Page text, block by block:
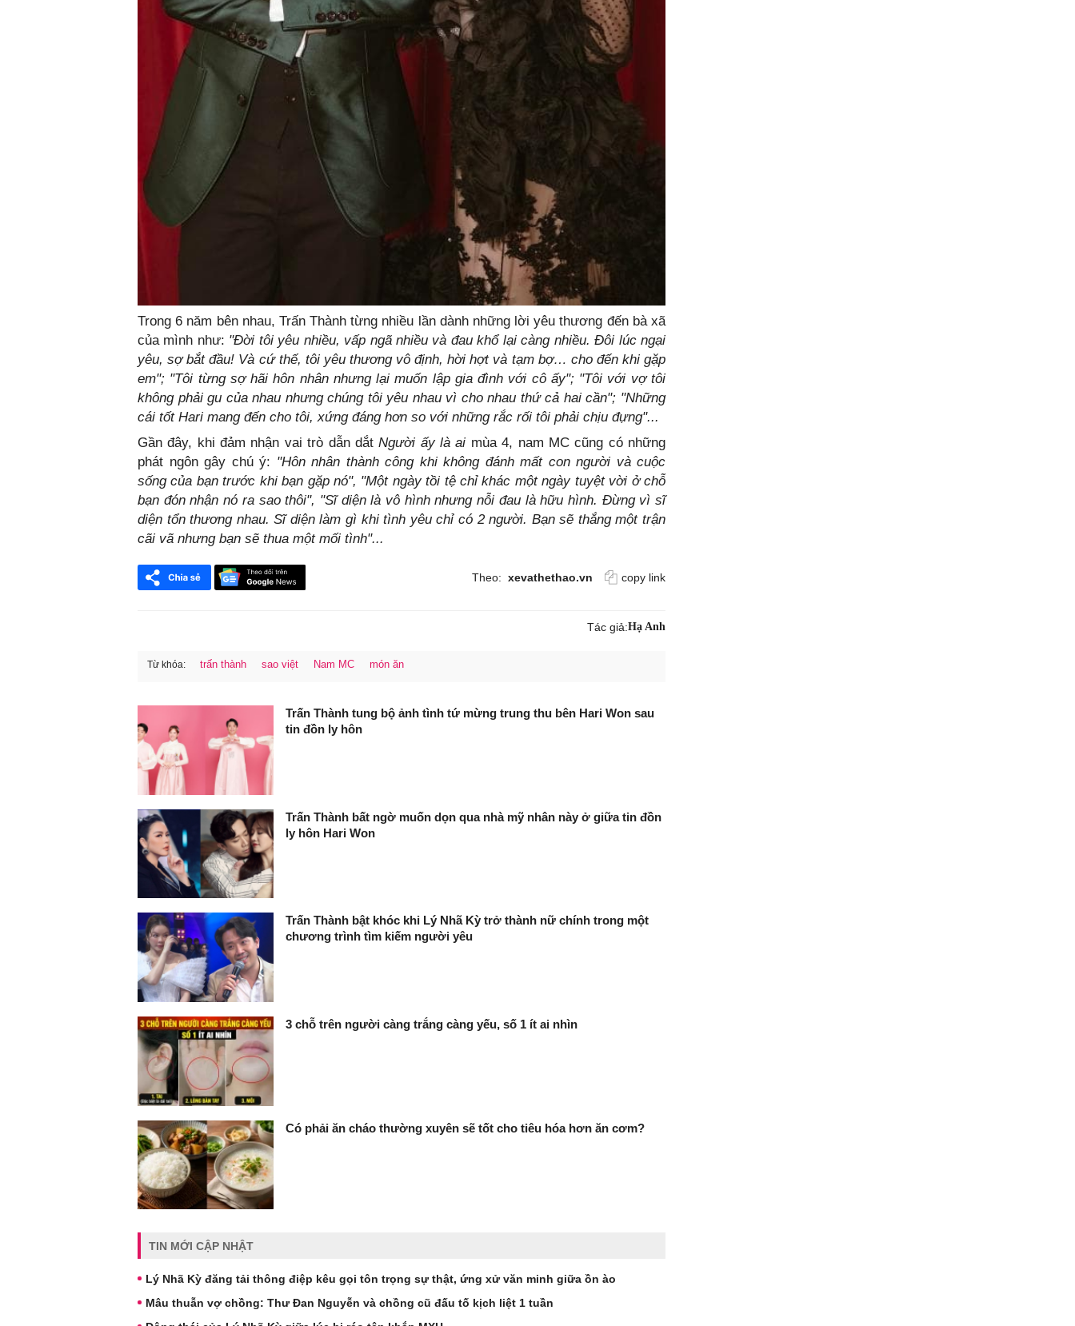
Trong 6 năm bên nhau, Trấn Thành từng nhiều lần dành những lời yêu thương đến bà xã
của mình như: "Đời tôi yêu nhiều, vấp ngã nhiều và đau khổ lại càng nhiều. Đôi lúc ngại
yêu, sợ bắt đầu! Và cứ thế, tôi yêu thương vô định, hời hợt và tạm bợ… cho đến khi gặp
em"; "Tôi từng sợ hãi hôn nhân nhưng lại muốn lập gia đình với cô ấy"; "Tôi với vợ tôi
không phải gu của nhau nhưng chúng tôi yêu nhau vì cho nhau thứ cả hai cần"; "Những
cái tốt Hari mang đến cho tôi, xứng đáng hơn so với những rắc rối tôi phải chịu đựng"...
Gần đây, khi đảm nhận vai trò dẫn dắtNgười ấy là ai mùa 4, nam MC cũng có những
phát ngôn gây chú ý: "Hôn nhân thành công khi không đánh mất con người và cuộc
sống của bạn trước khi bạn gặp nó", "Một ngày tồi tệ chỉ khác một ngày tuyệt vời ở chỗ
bạn đón nhận nó ra sao thôi", "Sĩ diện là vô hình nhưng nỗi đau là hữu hình. Đừng vì sĩ
diện tổn thương nhau. Sĩ diện làm gì khi tình yêu chỉ có 2 người. Bạn sẽ thắng một trận
cãi vã nhưng bạn sẽ thua một mối tình"...
Theo: xevathethao.vn copy link
Tác giả:Hạ Anh
Từ khóa: trấn thành sao việt Nam MC món ăn
Trấn Thành tung bộ ảnh tình tứ mừng trung thu bên Hari Won sau
tin đồn ly hôn
Trấn Thành bất ngờ muốn dọn qua nhà mỹ nhân này ở giữa tin đồn
ly hôn Hari Won
Trấn Thành bật khóc khi Lý Nhã Kỳ trở thành nữ chính trong một
chương trình tìm kiếm người yêu
3 chỗ trên người càng trắng càng yếu, số 1 ít ai nhìn
Có phải ăn cháo thường xuyên sẽ tốt cho tiêu hóa hơn ăn cơm?
TIN MỚI CẬP NHẬT
Lý Nhã Kỳ đăng tải thông điệp kêu gọi tôn trọng sự thật, ứng xử văn minh giữa ồn ào
Mâu thuẫn vợ chồng: Thư Đan Nguyễn và chồng cũ đấu tố kịch liệt 1 tuần